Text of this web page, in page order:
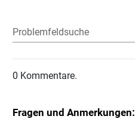
Problemfeldsuche
0 Kommentare.
Fragen und Anmerkungen: